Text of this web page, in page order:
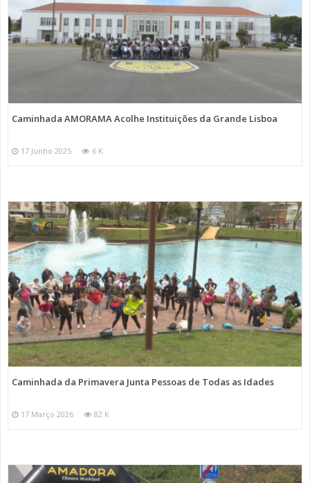
Caminhada AMORAMA Acolhe Instituições da Grande Lisboa
17 Junho 2025 6 K
Caminhada da Primavera Junta Pessoas de Todas as Idades
17 Março 2026 82 K